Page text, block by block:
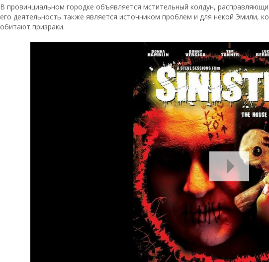
В провинциальном городке объявляется мстительный колдун,
его деятельность также является источником проблем и для некой Эмили,
обитают призраки.